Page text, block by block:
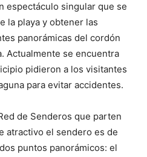
espectáculo singular que se
la playa y obtener las
panorámicas del cordón
Actualmente se encuentra
pidieron a los visitantes
para evitar accidentes.
de Senderos que parten
atractivo el sendero es de
puntos panorámicos: el